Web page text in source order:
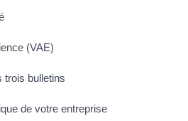
(VAE)
trois bulletins
de votre entreprise